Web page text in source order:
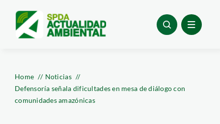
content
Home
Noticias
Defensoría señala dificultades en mesa de diálogo con
comunidades amazónicas